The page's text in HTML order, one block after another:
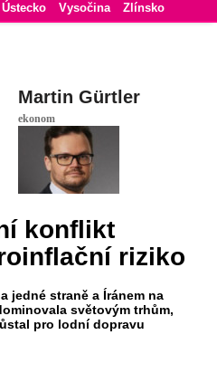
Ústecko Vysočina Zlínsko
Martin Gürtler
ekonom
konflikt
riziko
jedné straně a Íránem na
světovým trhům,
pro lodní dopravu